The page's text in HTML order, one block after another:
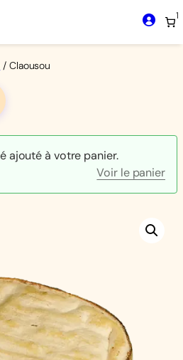
1
/ Claousou
ajouté à votre panier.
Voir le panier